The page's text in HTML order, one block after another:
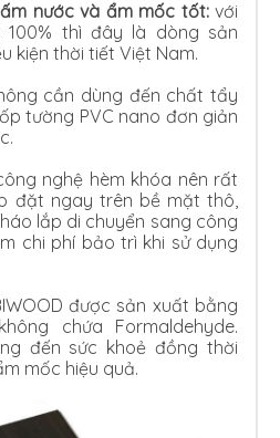
nước và ẩm mốc tốt:với
100% thì đây là dòng sản
kiện thời tiết Việt Nam.
cần dùng đến chất tẩy
tường PVC nano đơn giản
nghệ hèm khóa nên rất
đặt ngay trên bề mặt thô,
lắp di chuyển sang công
chi phí bảo trì khi sử dụng
được sản xuất bằng
chứa Formaldehyde.
đến sức khoẻ đồng thời
mốc hiệu quả.